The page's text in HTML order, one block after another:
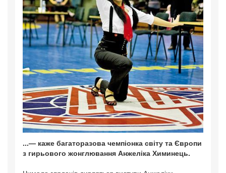
...— каже багаторазова чемпіонка світу та Європи
з гирьового жонглювання Анжеліка Химинець.